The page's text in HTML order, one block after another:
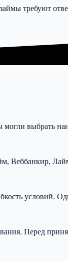
требуют
выбрать
Веббанкир,
условий.
Перед